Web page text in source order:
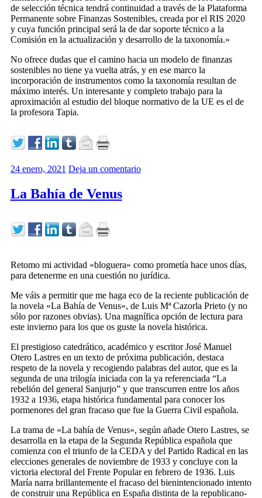
de selección técnica tendrá continuidad a través de la Plataforma
Permanente sobre Finanzas Sostenibles, creada por el RIS 2020
y cuya función principal será la de dar soporte técnico a la
Comisión en la actualización y desarrollo de la taxonomía.»
No ofrece dudas que el camino hacia un modelo de finanzas
sostenibles no tiene ya vuelta atrás, y en ese marco la
incorporación de instrumentos como la taxonomía resultan de
máximo interés. Un interesante y completo trabajo para la
aproximación al estudio del bloque normativo de la UE es el de
la profesora Tapia.
24 enero, 2021 Deja un comentario
La Bahía de Venus
Retomo mi actividad «bloguera» como prometía hace unos días,
para detenerme en una cuestión no jurídica.
Me váis a permitir que me haga eco de la reciente publicación de
la novela «La Bahía de Venus», de Luis Mª Cazorla Prieto (y no
sólo por razones obvias). Una magnífica opción de lectura para
este invierno para los que os guste la novela histórica.
El prestigioso catedrático, académico y escritor José Manuel
Otero Lastres en un texto de próxima publicación, destaca
respeto de la novela y recogiendo palabras del autor, que es la
segunda de una trilogía iniciada con la ya referenciada “La
rebelión del general Sanjurjo” y que transcurren entre los años
1932 a 1936, etapa histórica fundamental para conocer los
pormenores del gran fracaso que fue la Guerra Civil española.
La trama de «La bahía de Venus», según añade Otero Lastres, se
desarrolla en la etapa de la Segunda República española que
comienza con el triunfo de la CEDA y del Partido Radical en las
elecciones generales de noviembre de 1933 y concluye con la
victoria electoral del Frente Popular en febrero de 1936. Luis
María narra brillantemente el fracaso del bienintencionado intento
de construir una República en España distinta de la republicano-